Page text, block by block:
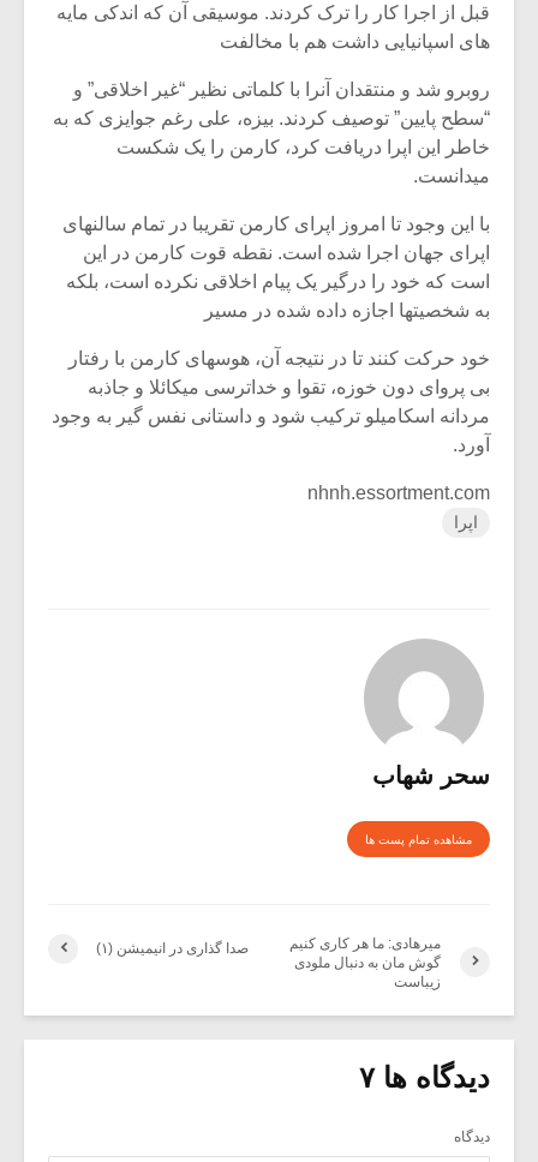
قبل از اجرا کار را ترک کردند. موسیقی آن که اندکی مایه
های اسپانیایی داشت هم با مخالفت
روبرو شد و منتقدان آنرا با کلماتی نظیر “غیر اخلاقی” و
“سطح پایین” توصیف کردند. بیزه، علی رغم جوایزی که به
خاطر این اپرا دریافت کرد، کارمن را یک شکست
میدانست.
با این وجود تا امروز اپرای کارمن تقریبا در تمام سالنهای
اپرای جهان اجرا شده است. نقطه قوت کارمن در این
است که خود را درگیر یک پیام اخلاقی نکرده است، بلکه
به شخصیتها اجازه داده شده در مسیر
خود حرکت کنند تا در نتیجه آن، هوسهای کارمن با رفتار
بی پروای دون خوزه، تقوا و خداترسی میکائلا و جاذبه
مردانه اسکامیلو ترکیب شود و داستانی نفس گیر به وجود
آورد.
nhnh.essortment.com
اپرا
سحر شهاب
مشاهده تمام پست ها
صدا گذاری در انیمیشن (۱)
میرهادی: ما هر کاری کنیم
گوش مان به دنبال ملودی
زیباست
دیدگاه ها ۷
دیدگاه